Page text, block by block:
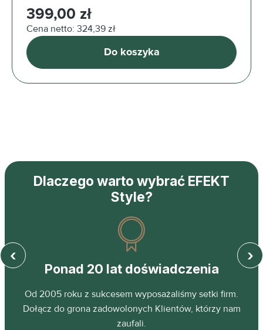
Cena regularna:
399,00 zł
Cena netto: 324,39 zł
Do koszyka
Dlaczego warto wybrać EFEKT
Style?
Ponad 20 lat doświadczenia
Od 2005 roku z sukcesem wyposażaliśmy setki firm.
Dołącz do grona zadowolonych Klientów, którzy nam
zaufali.
‹ ›